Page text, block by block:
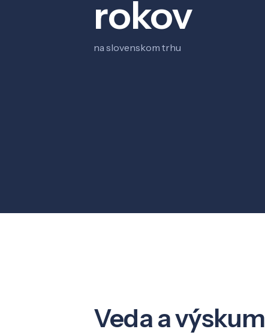
rokov
na slovenskom trhu
Veda a výskum